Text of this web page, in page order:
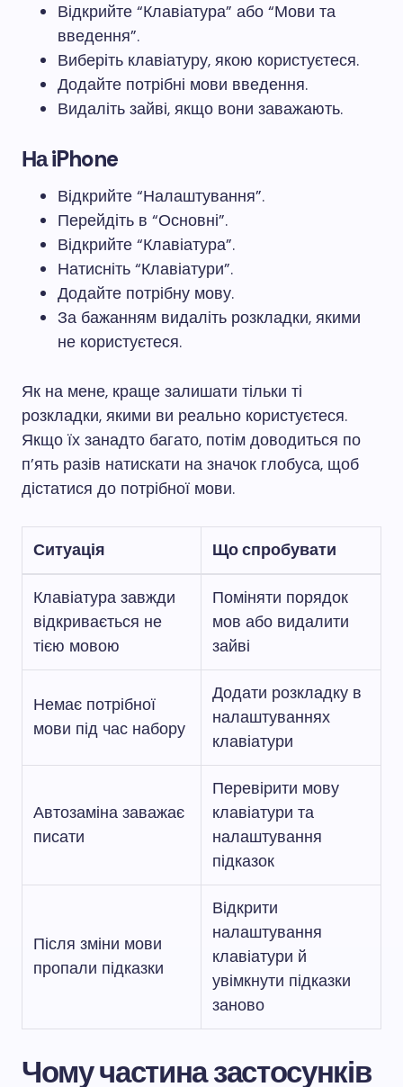
Відкрийте “Клавіатура” або “Мови та
введення”.
Виберіть клавіатуру, якою користуєтеся.
Додайте потрібні мови введення.
Видаліть зайві, якщо вони заважають.
На iPhone
Відкрийте “Налаштування”.
Перейдіть в “Основні”.
Відкрийте “Клавіатура”.
Натисніть “Клавіатури”.
Додайте потрібну мову.
За бажанням видаліть розкладки, якими
не користуєтеся.
Як на мене, краще залишати тільки ті
розкладки, якими ви реально користуєтеся.
Якщо їх занадто багато, потім доводиться по
п’ять разів натискати на значок глобуса, щоб
дістатися до потрібної мови.
Ситуація Що спробувати
Клавіатура завжди
відкривається не
тією мовою
Поміняти порядок
мов або видалити
зайві
Немає потрібної
мови під час набору
Додати розкладку в
налаштуваннях
клавіатури
Автозаміна заважає
писати
Перевірити мову
клавіатури та
налаштування
підказок
Після зміни мови
пропали підказки
Відкрити
налаштування
клавіатури й
увімкнути підказки
заново
Чому частина застосунків